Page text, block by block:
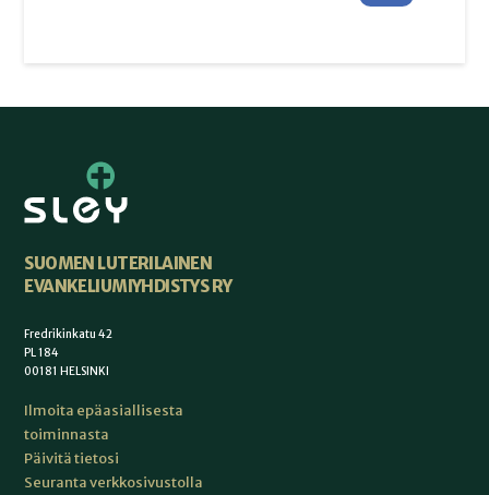
SUOMEN LUTERILAINEN
EVANKELIUMIYHDISTYS RY
Fredrikinkatu 42
PL 184
00181 HELSINKI
Ilmoita epäasiallisesta
toiminnasta
Päivitä tietosi
Seuranta verkkosivustolla